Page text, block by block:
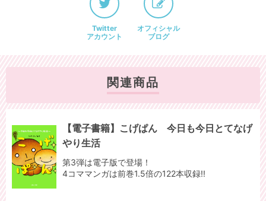
Twitter
アカウント
オフィシャル
ブログ
関連商品
【電子書籍】こげぱん 今日も今日とてなげ
やり生活
第3弾は電子版で登場！
4コママンガは前巻1.5倍の122本収録!!